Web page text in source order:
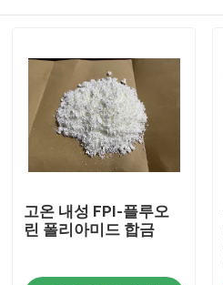
고온 내성 FPI-플루오
린 폴리아미드 합금